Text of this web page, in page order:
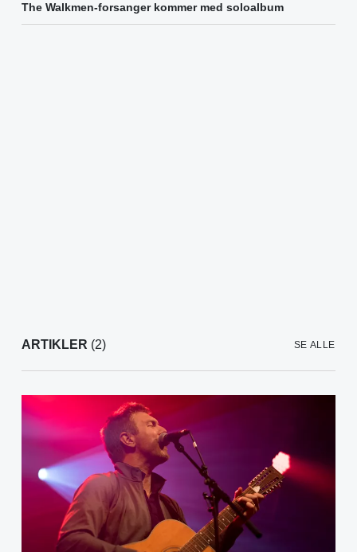
The Walkmen-forsanger kommer med soloalbum
ARTIKLER (2) SE ALLE